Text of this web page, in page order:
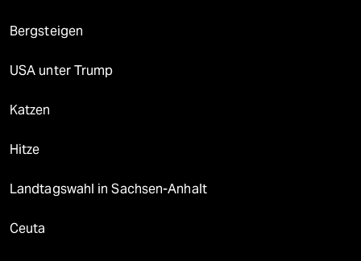
Bergsteigen
USA unter Trump
Katzen
Hitze
Landtagswahl in Sachsen-Anhalt
Ceuta